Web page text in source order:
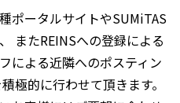
ポータルサイトやSUMiTAS
またREINSへの登録による
による近隣へのポスティン
極的に行わせて頂きます。